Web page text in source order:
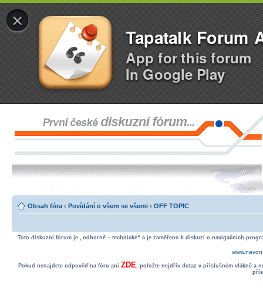
×
Tapatalk Forum
App for this forum
In Google Play
Obsah fóra ‹ Povídání o všem se všemi ‹ OFF TOPIC
Toto diskuzní fórum je „odborně – technické“ a je zaměřeno k diskuzi o navigačních
Pokud nenajdete odpověď na fóru ani ZDE, položte nejdřív dotaz v příslušném vlákně a